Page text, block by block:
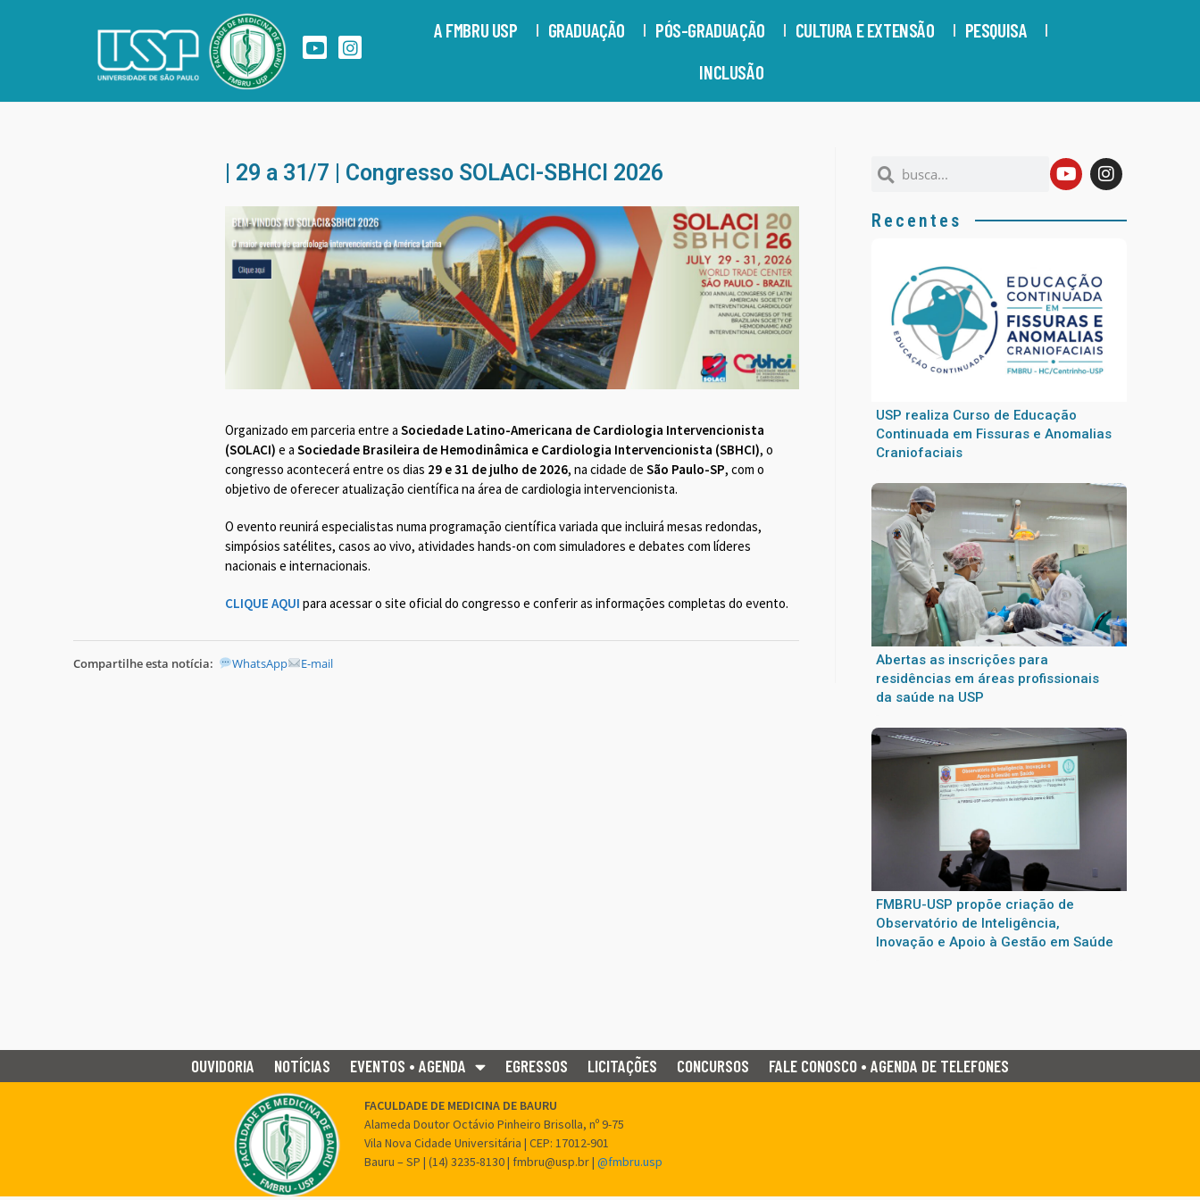
A FMBRU USP GRADUAÇÃO PÓS-GRADUAÇÃO CULTURA E EXTENSÃO
PESQUISA
INCLUSÃO
| 29 a 31/7 | Congresso SOLACI-SBHCI 2026
Organizado em parceria entre aSociedade Latino-Americana de Cardiologia Intervencionista
(SOLACI) e aSociedade Brasileira de Hemodinâmica e Cardiologia Intervencionista (SBHCI), o
congresso acontecerá entre os dias 29 e 31 de julho de 2026, na cidade deSão Paulo-SP, com o
objetivo de oferecer atualização científica na área de cardiologia intervencionista.
O evento reunirá especialistas numa programação científica variada que incluirá mesas redondas,
simpósios satélites, casos ao vivo, atividades hands-on com simuladores e debates com líderes
nacionais e internacionais.
CLIQUE AQUI para acessar o site oficial do congresso e conferir as informações completas do evento.
Compartilhe esta notícia: WhatsApp E-mail
Recentes
USP realiza Curso de Educação
Continuada em Fissuras e Anomalias
Craniofaciais
Abertas as inscrições para
residências em áreas profissionais
da saúde na USP
FMBRU-USP propõe criação de
Observatório de Inteligência,
Inovação e Apoio à Gestão em Saúde
OUVIDORIA NOTÍCIAS EVENTOS • AGENDA EGRESSOS LICITAÇÕES CONCURSOS FALE CONOSCO • AGENDA DE TELEFONES
FACULDADE DE MEDICINA DE BAURU
Alameda Doutor Octávio Pinheiro Brisolla, nº 9-75
Vila Nova Cidade Universitária | CEP: 17012-901
Bauru – SP | (14) 3235-8130 | fmbru@usp.br |@fmbru.usp